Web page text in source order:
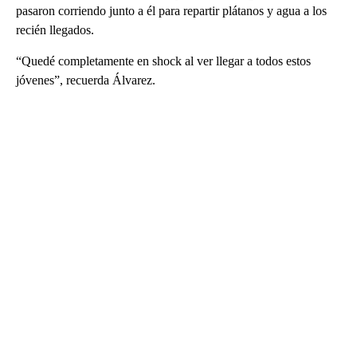
pasaron corriendo junto a él para repartir plátanos y agua a los
recién llegados.
“Quedé completamente en shock al ver llegar a todos estos
jóvenes”, recuerda Álvarez.